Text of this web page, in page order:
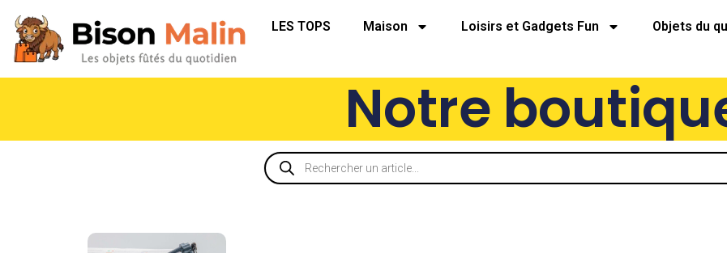
LES TOPS Maison Loisirs et Gadgets Fun Objets du
Notre